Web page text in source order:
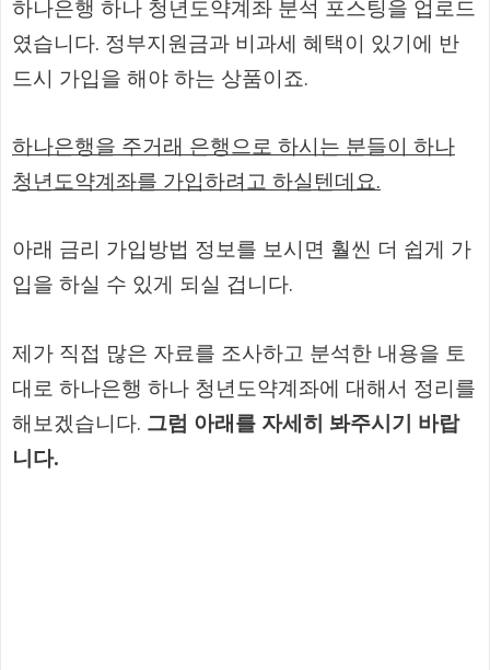
하나은행 하나 청년도약계좌 분석 포스팅을 업로드
였습니다. 정부지원금과 비과세 혜택이 있기에 반
드시 가입을 해야 하는 상품이죠.
하나은행을 주거래 은행으로 하시는 분들이 하나
청년도약계좌를 가입하려고 하실텐데요.
아래 금리 가입방법 정보를 보시면 훨씬 더 쉽게 가
입을 하실 수 있게 되실 겁니다.
제가 직접 많은 자료를 조사하고 분석한 내용을 토
대로 하나은행 하나 청년도약계좌에 대해서 정리를
해보겠습니다. 그럼 아래를 자세히 봐주시기 바랍
니다.